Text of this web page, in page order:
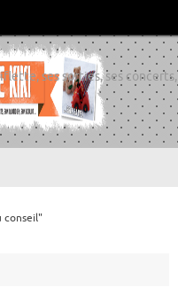
ses sorties, ses concerts,
conseil"